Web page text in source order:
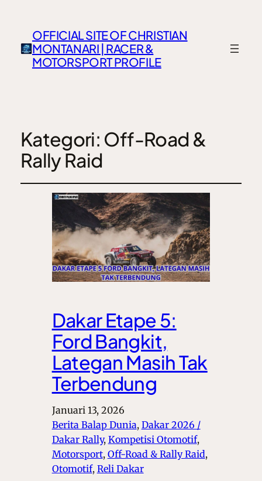
OFFICIAL SITE OF CHRISTIAN
MONTANARI | RACER &
MOTORSPORT PROFILE
Kategori: Off-Road &
Rally Raid
Dakar Etape 5:
Ford Bangkit,
Lategan Masih Tak
Terbendung
Januari 13, 2026
Berita Balap Dunia, Dakar 2026 /
Dakar Rally, Kompetisi Otomotif ,
Motorsport, Off-Road & Rally Raid ,
Otomotif, Reli Dakar